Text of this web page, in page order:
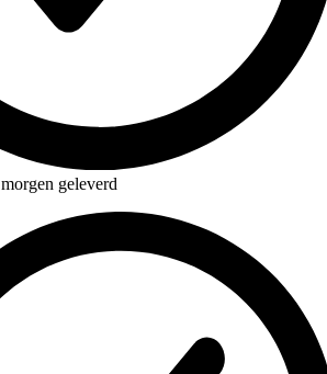
morgen geleverd